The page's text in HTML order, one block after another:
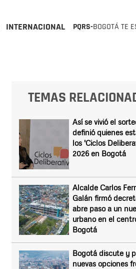
INTERNACIONAL PQRS-BOGOTÁ TE
TEMAS
Así se vivió el
definió quienes
los 'Ciclos
2026 en Bogotá
Alcalde Carlos
Galán firmó
abre paso a un
urbano en el
Bogotá
Bogotá discute y
nuevas opciones